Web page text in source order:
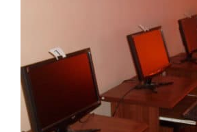
Un lémurien de